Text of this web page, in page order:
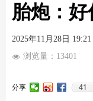
胎炮：
2025年11月28日 19:21
分享 41
넶 浏览量： 13401